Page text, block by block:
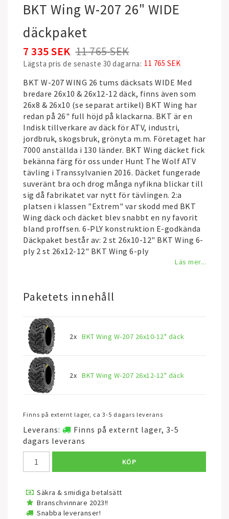
BKT Wing W-207 26" WIDE
däckpaket
11 765 SEK
7 335 SEK
Lägsta pris de senaste 30 dagarna 11 765 SEK
BKT W-207 WING 26 tums däcksats WIDE Med
bredare 26x10 & 26x12-12 däck, finns även som
26x8 & 26x10 (se separat artikel) BKT Wing har
redan på 26" full höjd på klackarna. BKT är en
Indisk tillverkare av däck för ATV, industri,
jordbruk, skogsbruk, grönyta m.m. Företaget har
7000 anställda i 130 länder. BKT Wing däcket fick
bekänna färg för oss under Hunt The Wolf ATV
tävling i Transsylvanien 2016. Däcket fungerade
suveränt bra och drog många nyfikna blickar till
sig då fabrikatet var nytt för tävlingen. 2:a
platsen i klassen "Extrem" var skodd med BKT
Wing däck och däcket blev snabbt en ny favorit
bland proffsen. 6-PLY konstruktion E-godkända
Däckpaket består av: 2 st 26x10-12" BKT Wing 6-
ply 2 st 26x12-12" BKT Wing 6-ply
Läs mer...
Paketets innehåll
2x BKT Wing W-207 26x10-12" däck
2x BKT Wing W-207 26x12-12" däck
Finns på externt lager, ca 3-5 dagars leverans
Leverans:
Finns på externt lager, 3-5
dagars leverans
KÖP
Säkra & smidiga betalsätt
Branschvinnare 2023!!
Snabba leveranser!